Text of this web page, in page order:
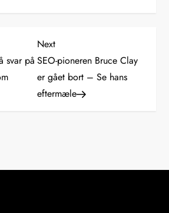
svar på
Next
Post
Next
SEO-pioneren Bruce Clay
er gået bort – Se hans
eftermæle